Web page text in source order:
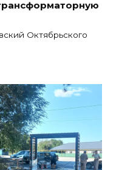
Октябрьского